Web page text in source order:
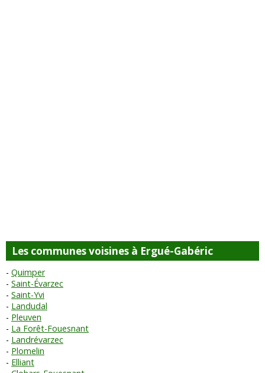
Les communes voisines à Ergué-Gabéric
Quimper
Saint-Évarzec
Saint-Yvi
Landudal
Pleuven
La Forêt-Fouesnant
Landrévarzec
Plomelin
Elliant